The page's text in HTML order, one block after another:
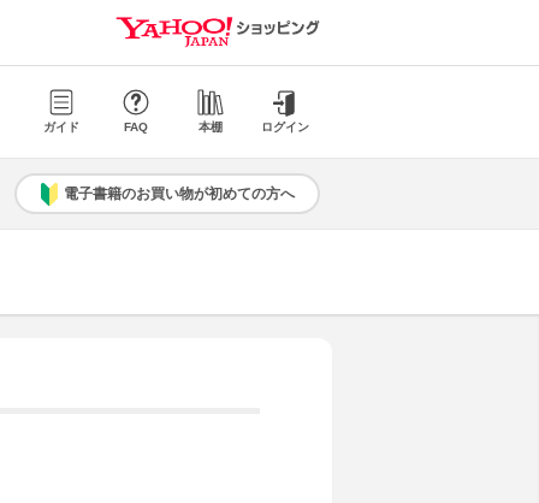
ガイド FAQ 本棚 ログイン
電子書籍のお買い物が初めての方へ